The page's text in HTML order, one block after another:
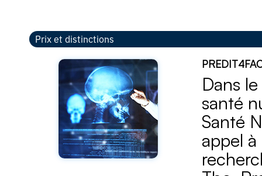
Prix et distinctions
Dans
santé
Santé
appel